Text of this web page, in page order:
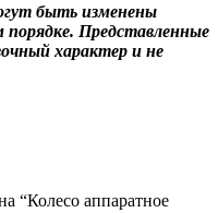
быть изменены
порядке. Представленные
характер и не
“Колесо аппаратное